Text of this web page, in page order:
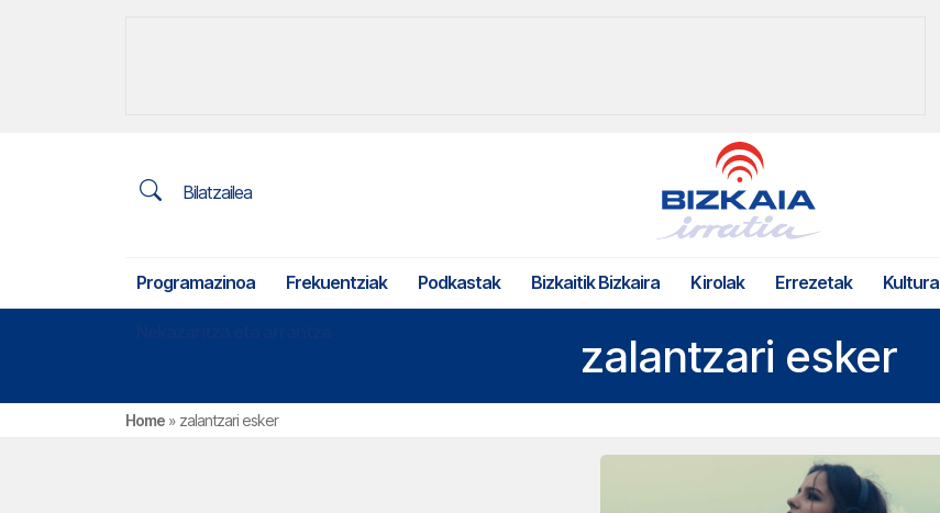
Bilatzailea
Programazinoa Frekuentziak Podkastak Bizkaitik Bizkaira Kirolak Errezetak Kultura
zalantzari esker
Home » zalantzari esker